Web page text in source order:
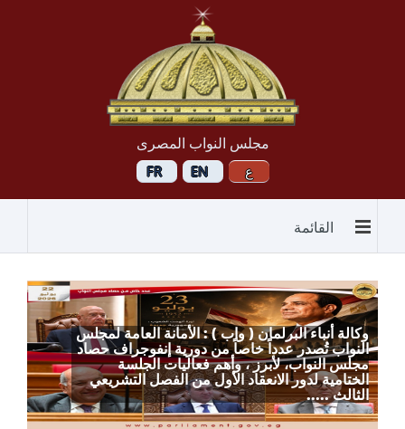
مجلس النواب المصرى
القائمة
وكالة أنباء البرلمان ( واب ) : الأمانة العامة لمجلس
النواب تُصدر عدداً خاصاً من دورية إنفوجراف حصاد
مجلس النواب، لأبرز ، وأهم فعاليات الجلسة
الختامية لدور الانعقاد الأول من الفصل التشريعي
الثالث .....